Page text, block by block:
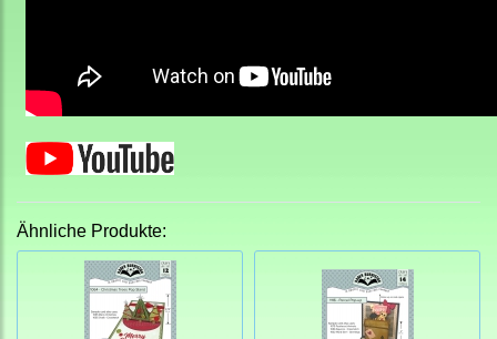
Ähnliche Produkte: